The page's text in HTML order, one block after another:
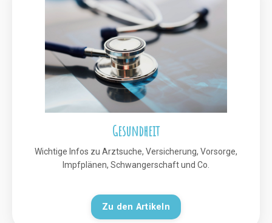
Gesundheit
Wichtige Infos zu Arztsuche, Versicherung, Vorsorge,
Impfplänen, Schwangerschaft und Co.
Zu den Artikeln